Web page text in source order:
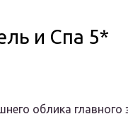
и Спа 5*
облика